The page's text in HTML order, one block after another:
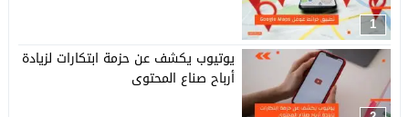
1
يوتيوب يكشف عن حزمة ابتكارات لزيادة
أرباح صناع المحتوى